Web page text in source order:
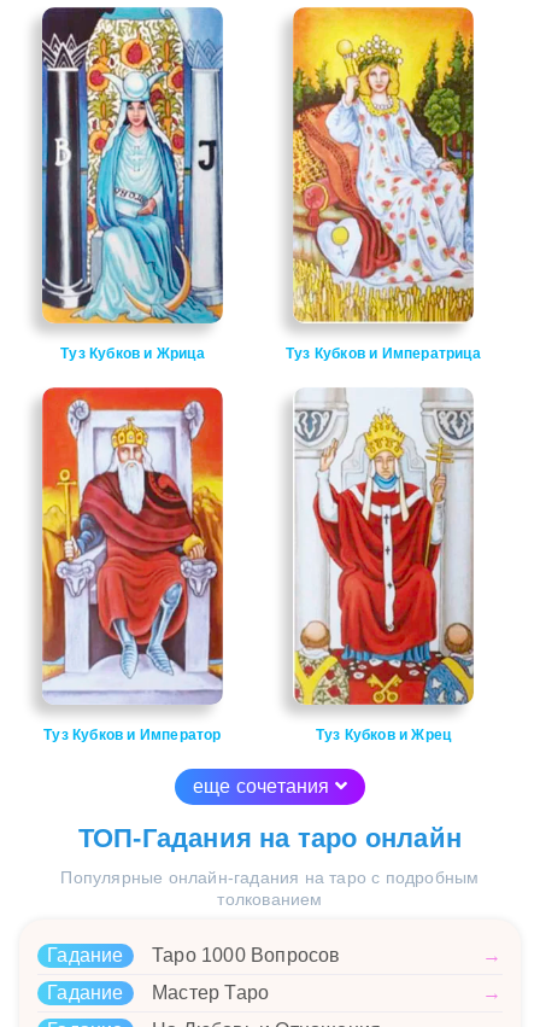
Туз Кубков и Жрица Туз Кубков и Императрица
Туз Кубков и Император Туз Кубков и Жрец
еще сочетания
ТОП-Гадания на таро онлайн
Популярные онлайн-гадания на таро с подробным
толкованием
Гадание Таро 1000 Вопросов
→
Гадание
Мастер Таро
→